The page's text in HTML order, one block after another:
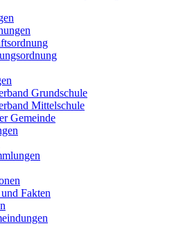
Grundschule
Mittelschule
Gemeinde
Fakten